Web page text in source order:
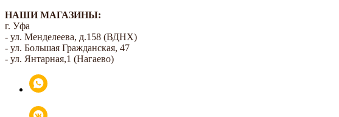
НАШИ МАГАЗИНЫ:
г. Уфа
- ул. Менделеева, д.158 (ВДНХ)
- ул. Большая Гражданская, 47
- ул. Янтарная,1 (Нагаево)